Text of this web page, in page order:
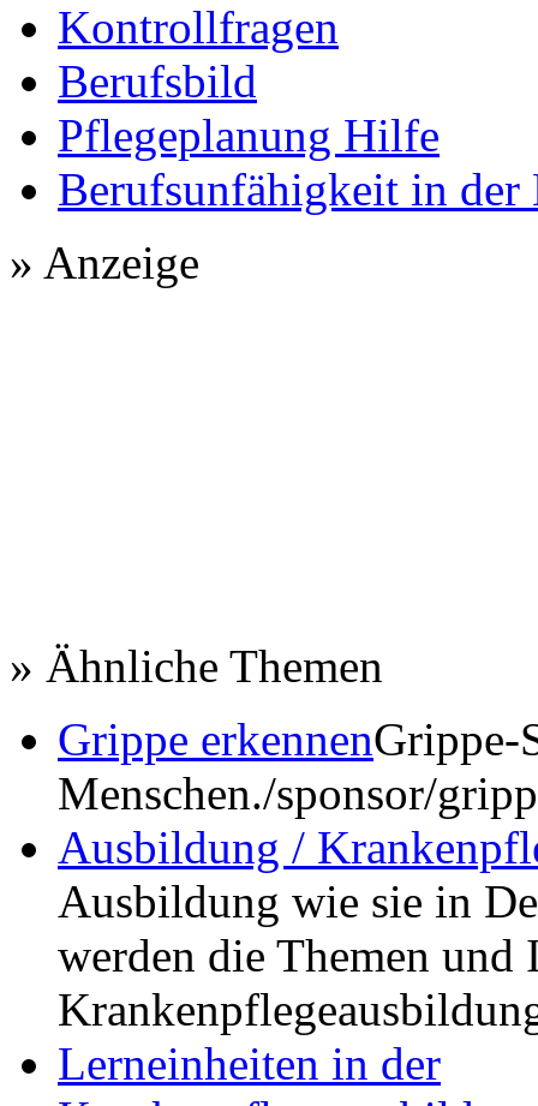
Kontrollfragen
Berufsbild
Pflegeplanung Hilfe
Berufsunfähigkeit in der
» Anzeige
» Ähnliche Themen
Grippe erkennenGrippe-
Menschen./sponsor/
Ausbildung /
Ausbildung wie sie in
werden die Themen und
Lerneinheiten in der